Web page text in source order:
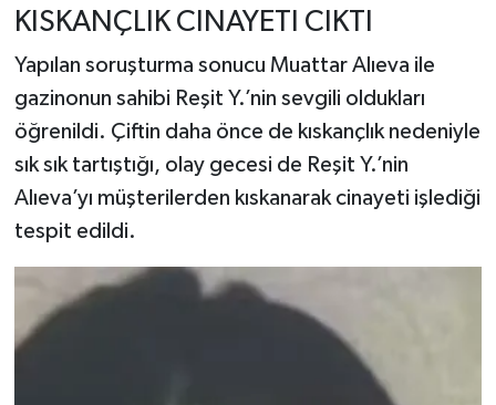
KISKANÇLIK CINAYETI CIKTI
Yapılan soruşturma sonucu Muattar Alıeva ile
gazinonun sahibi Reşit Y.’nin sevgili oldukları
öğrenildi. Çiftin daha önce de kıskançlık nedeniyle
sık sık tartıştığı, olay gecesi de Reşit Y.’nin
Alıeva’yı müşterilerden kıskanarak cinayeti işlediği
tespit edildi.